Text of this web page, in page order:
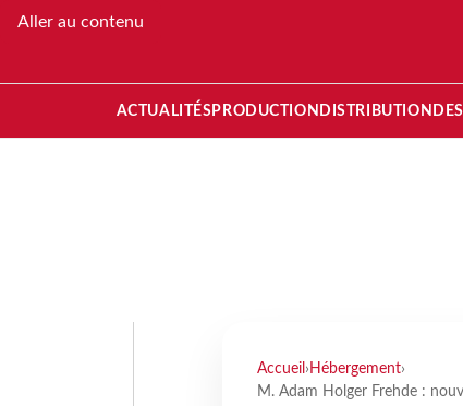
Aller au contenu
ACTUALITÉS PRODUCTION DISTRIBUTION
Accueil › Hébergement›
M. Adam Holger Frehde :